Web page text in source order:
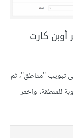
كارت
على تبويب "مناطق"، ثم
للمنطقة، واختر